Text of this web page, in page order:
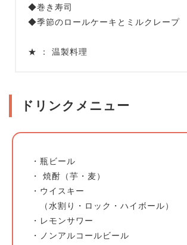
◆巻き寿司
◆季節のロールケーキとミルクレープ
★ ： 温製料理
ドリンクメニュー
・瓶ビール
・ 焼酎（芋・麦）
・ウイスキー
（水割り・ロック・ハイボール）
・レモンサワー
・ノンアルコールビール